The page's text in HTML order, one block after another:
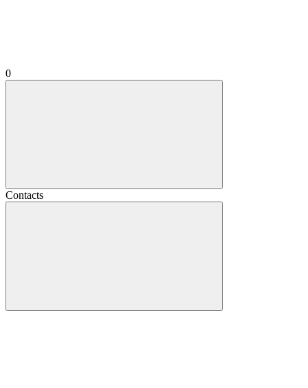
0
Contacts